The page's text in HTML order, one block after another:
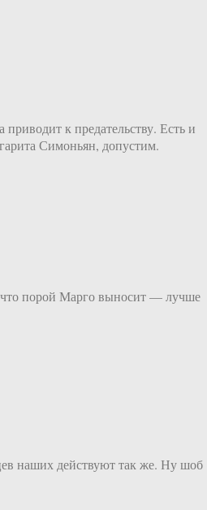
приводит к предательству. Есть и
Симоньян, допустим.
порой Марго выносит — лучше
наших действуют так же. Ну шоб